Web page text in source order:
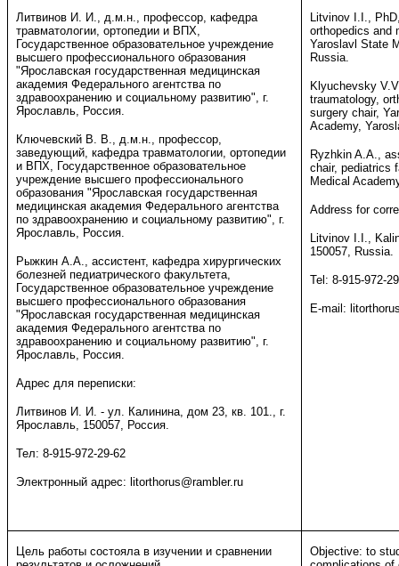
Литвинов И. И., д.м.н., профессор, кафедра
травматологии, ортопедии и ВПХ,
Государственное образовательное учреждение
высшего профессионального образования
"Ярославская государственная медицинская
академия Федерального агентства по
здравоохранению и социальному развитию", г.
Ярославль, Россия.
Ключевский В. В., д.м.н., профессор,
заведующий, кафедра травматологии, ортопедии
и ВПХ, Государственное образовательное
учреждение высшего профессионального
образования "Ярославская государственная
медицинская академия Федерального агентства
по здравоохранению и социальному развитию", г.
Ярославль, Россия.
Рыжкин А.А., ассистент, кафедра хирургических
болезней педиатрического факультета,
Государственное образовательное учреждение
высшего профессионального образования
"Ярославская государственная медицинская
академия Федерального агентства по
здравоохранению и социальному развитию", г.
Ярославль, Россия.
Адрес для переписки:
Литвинов И. И. - ул. Калинина, дом 23, кв. 101., г.
Ярославль, 150057, Россия.
Тел: 8-915-972-29-62
Электронный адрес: litorthorus@rambler.ru
Litvinov I.I.,
orthopedics and
Yaroslavl State
Russia.
Klyuchevsky
traumatology,
surgery chair,
Academy,
Ryzhkin A.A.,
chair, pediatrics
Medical
Address for
Litvinov I.I.,
150057, Russia.
Tel: 8-915-972-
E-mail:
Цель работы состояла в изучении и сравнении
Objective: to